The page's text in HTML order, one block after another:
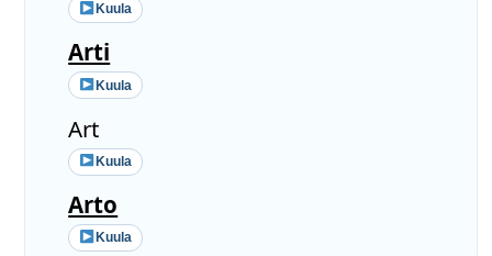
Kuula
Arti
Kuula
Art
Kuula
Arto
Kuula